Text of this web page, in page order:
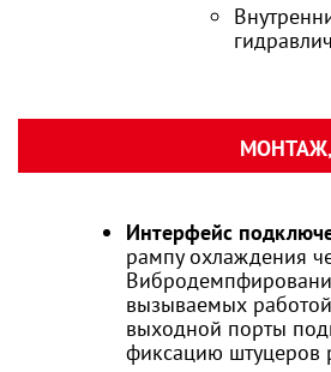
Интерфейс
рампу охлаждения
вызываемых
выходной порты
фиксацию штуцеров